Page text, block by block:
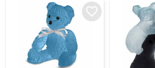
favorite_border